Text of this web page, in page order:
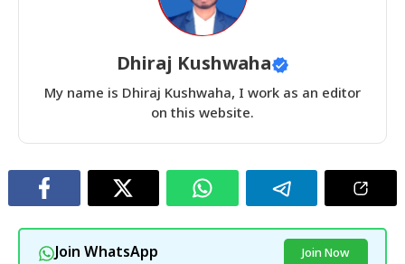
Dhiraj Kushwaha
My name is Dhiraj Kushwaha, I work as an editor
on this website.
Join WhatsApp Join Now